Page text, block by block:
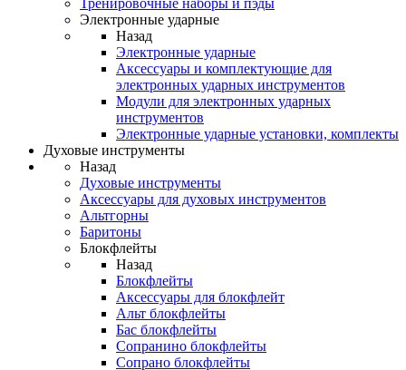
Тренировочные наборы и пэды
Электронные ударные
Назад
Электронные ударные
Аксессуары и комплектующие для
электронных ударных инструментов
Модули для электронных ударных
инструментов
Электронные ударные установки, комплекты
Духовые инструменты
Назад
Духовые инструменты
Аксессуары для духовых инструментов
Альтгорны
Баритоны
Блокфлейты
Назад
Блокфлейты
Аксессуары для блокфлейт
Альт блокфлейты
Бас блокфлейты
Сопранино блокфлейты
Сопрано блокфлейты